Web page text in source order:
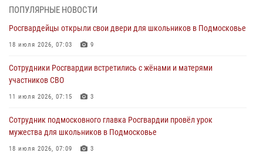
Росгвардейцы пресекли кражу сантехники, совершённую
03 августа 2026, 14:57
крупную сумму в Подмосковье
31 июля 2026, 14:00
действиях в Подмосковье (видео)
31 июля 2026, 09:30
ПОПУЛЯРНЫЕ НОВОСТИ
Росгвардейцы открыли свои двери для школьников в Подмосковье
18 июля 2026, 07:03 9
Сотрудники Росгвардии встретились с жёнами и матерями
участников СВО
11 июля 2026, 07:15 3
Сотрудник подмосковного главка Росгвардии провёл урок
мужества для школьников в Подмосковье
18 июля 2026, 07:09 3